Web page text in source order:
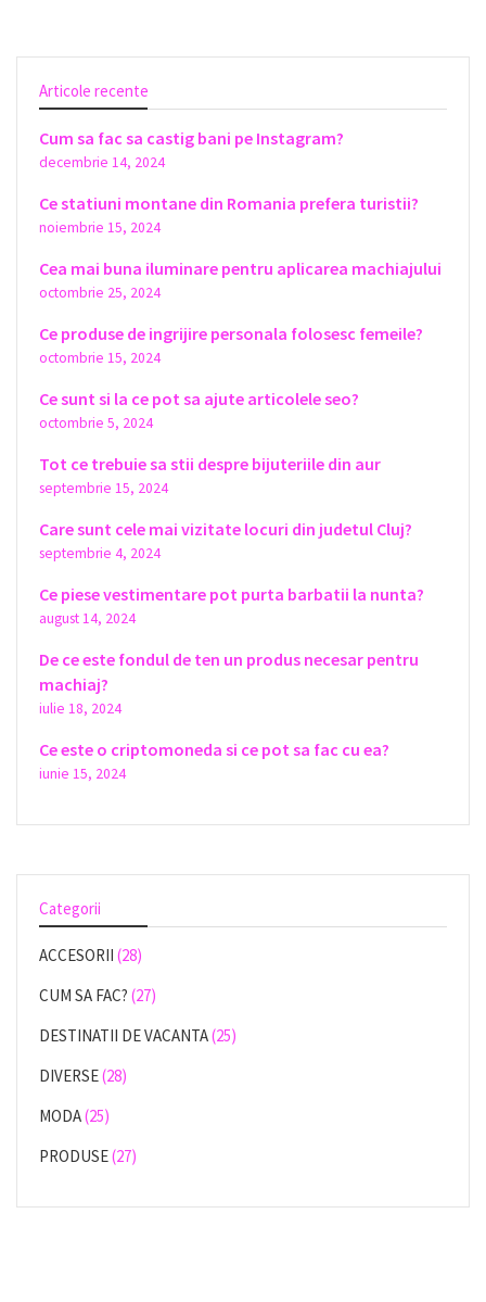
Articole recente
Cum sa fac sa castig bani pe Instagram?
decembrie 14, 2024
Ce statiuni montane din Romania prefera turistii?
noiembrie 15, 2024
Cea mai buna iluminare pentru aplicarea machiajului
octombrie 25, 2024
Ce produse de ingrijire personala folosesc femeile?
octombrie 15, 2024
Ce sunt si la ce pot sa ajute articolele seo?
octombrie 5, 2024
Tot ce trebuie sa stii despre bijuteriile din aur
septembrie 15, 2024
Care sunt cele mai vizitate locuri din judetul Cluj?
septembrie 4, 2024
Ce piese vestimentare pot purta barbatii la nunta?
august 14, 2024
De ce este fondul de ten un produs necesar pentru
machiaj?
iulie 18, 2024
Ce este o criptomoneda si ce pot sa fac cu ea?
iunie 15, 2024
Categorii
ACCESORII (28)
CUM SA FAC? (27)
DESTINATII DE VACANTA(25)
DIVERSE(28)
MODA(25)
PRODUSE(27)